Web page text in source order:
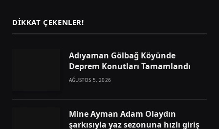
DIKKAT ÇEKENLER!
Adıyaman Gölbağ Köyünde
Deprem Konutları Tamamlandı
AĞUSTOS 5, 2026
Mine Ayman Adam Olaydın
şarkısıyla yaz sezonuna hızlı giriş